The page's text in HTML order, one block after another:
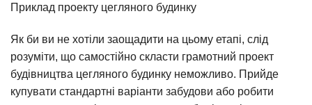
Приклад проекту цегляного будинку
Як би ви не хотіли заощадити на цьому етапі, слід
розуміти, що самостійно скласти грамотний проект
будівництва цегляного будинку неможливо. Прийде
купувати стандартні варіанти забудови або робити